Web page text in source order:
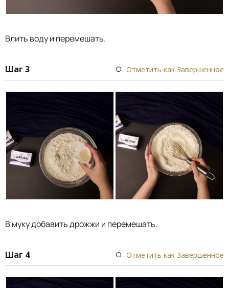
Влить воду и перемешать.
Шаг 3 Отметить как Завершенное
В муку добавить дрожжи и перемешать.
Шаг 4 Отметить как Завершенное